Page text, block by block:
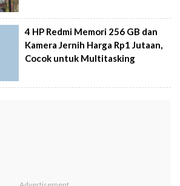
4 HP Redmi Memori 256 GB dan
Kamera Jernih Harga Rp1 Jutaan,
Cocok untuk Multitasking